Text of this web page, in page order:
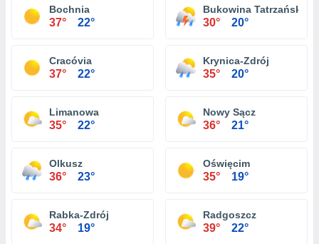
Bochnia
37° 22°
Bukowina Tatrzańska
30° 20°
Cracóvia
37° 22°
Krynica-Zdrój
35° 20°
Limanowa
35° 22°
Nowy Sącz
36° 21°
Olkusz
36° 23°
Oświęcim
35° 19°
Rabka-Zdrój
34° 19°
Radgoszcz
39° 22°